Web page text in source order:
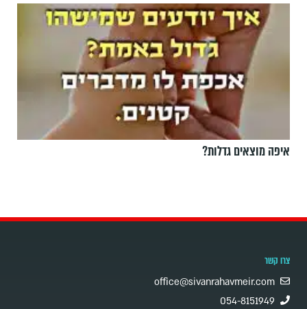
איפה מוצאים גדלות?
צרו קשר
office@sivanrahavmeir.com
054-8151949